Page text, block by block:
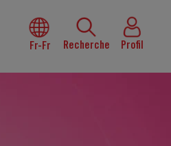
Fr-Fr Recherche Profil